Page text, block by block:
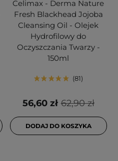
Celimax - Derma Nature
Fresh Blackhead Jojoba
Cleansing Oil - Olejek
Hydrofilowy do
Oczyszczania Twarzy -
150ml
81
62,90 zł
56,60 zł
DODAJ DO KOSZYKA